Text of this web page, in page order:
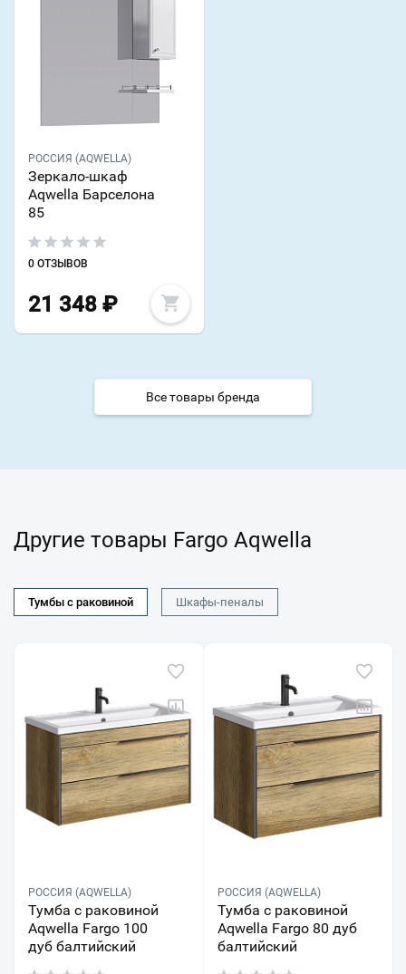
РОССИЯ (AQWELLA)
Зеркало-шкаф
Aqwella Барселона
85
0 ОТЗЫВОВ
21 348 ₽
Все товары бренда
Другие товары Fargo Aqwella
Тумбы с раковиной Шкафы-пеналы
РОССИЯ (AQWELLA)
Тумба с раковиной
Aqwella Fargo 100
дуб балтийский
РОССИЯ (AQWELLA)
Тумба с раковиной
Aqwella Fargo 80 дуб
балтийский